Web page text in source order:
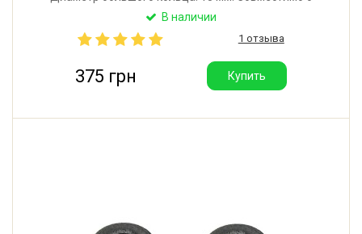
насосами SISME 9000658862, 9000681690,
Материал: графит. Производитель: Украина.
В наличии
1 отзыва
375 грн Купить